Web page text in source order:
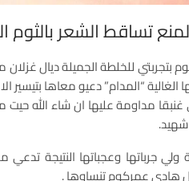
تساقط الشعر بالثوم
بتجربتي للخلطة الجميلة ديال
الغالية “المدام” دعيو معاها بتيسير
عندي غنبقا مداومة عليها ان شاء
شهيد.
جرباتها وعجباتها النتيجة
هادي عمركوم تنساوها .